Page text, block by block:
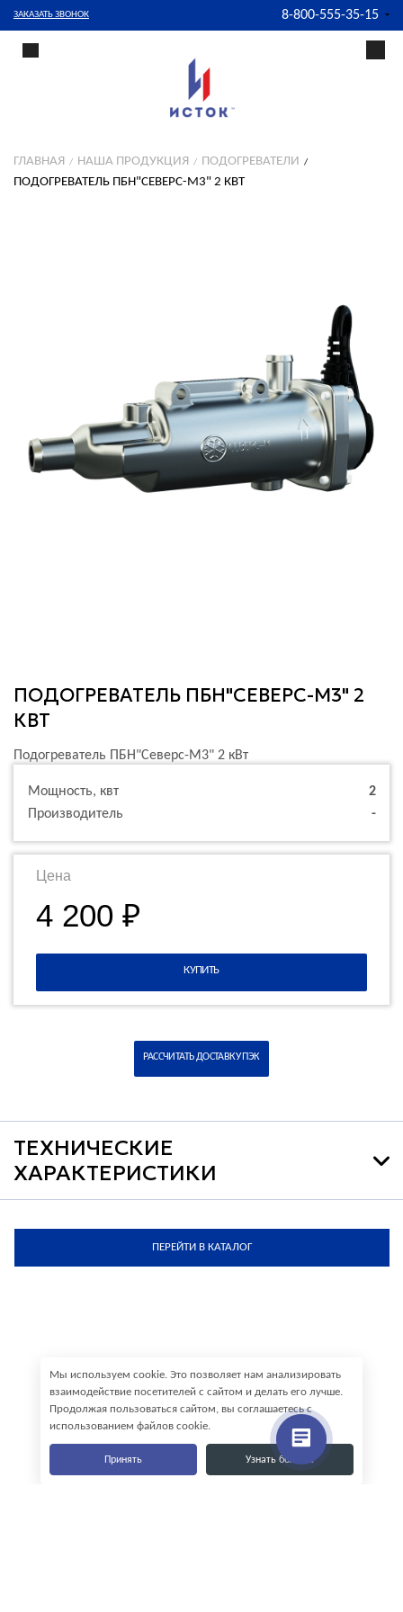
ЗАКАЗАТЬ ЗВОНОК 8-800-555-35-15
ГЛАВНАЯ НАША ПРОДУКЦИЯ
ПОДОГРЕВАТЕЛИ
ПОДОГРЕВАТЕЛЬ ПБН"СЕВЕРС-М3" 2 КВТ
ПОДОГРЕВАТЕЛЬ ПБН"СЕВЕРС-М3" 2
КВТ
Подогреватель ПБН"Северс-М3" 2 кВт
Мощность, квт
2
Производитель
-
Цена
4 200 ₽
КУПИТЬ
РАССЧИТАТЬ ДОСТАВКУ ПЭК
ТЕХНИЧЕСКИЕ
ХАРАКТЕРИСТИКИ
ПЕРЕЙТИ В КАТАЛОГ
Мы используем cookie. Это позволяет нам анализировать
взаимодействие посетителей с сайтом и делать его лучше.
Продолжая пользоваться сайтом, вы соглашаетесь с
использованием файлов cookie.
Принять Узнать больше